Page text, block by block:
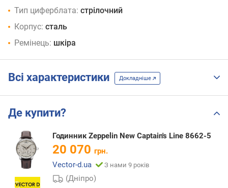
Тип циферблата: стрілочний
Корпус: сталь
Ремінець: шкіра
Всі характеристики Докладніше
Де купити?
Годинник Zeppelin New Captain's Line 8662-5
20 070 грн.
Vector-d.ua
З нами 9 років
(Дніпро)